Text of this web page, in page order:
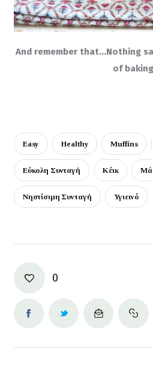
And remember that…Nothing
of
Easy Healthy Muffins
Εύκολη Συνταγή Κέικ
Νηστίσιμη Συνταγή Υγιεινό
0